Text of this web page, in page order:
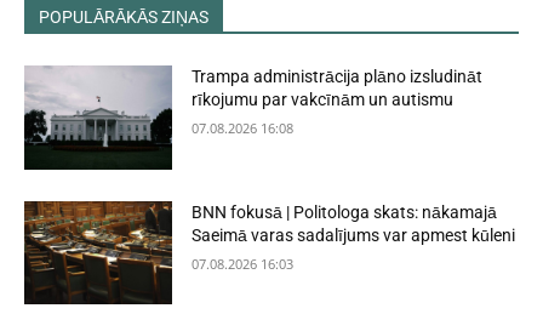
POPULĀRĀKĀS ZIŅAS
Trampa administrācija plāno izsludināt
rīkojumu par vakcīnām un autismu
07.08.2026 16:08
BNN fokusā | Politologa skats: nākamajā
Saeimā varas sadalījums var apmest kūleni
07.08.2026 16:03